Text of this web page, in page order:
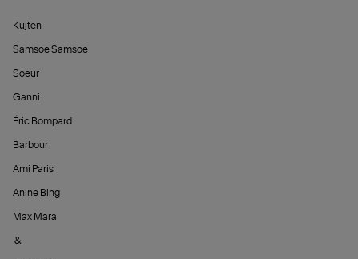
Kujten
Samsoe Samsoe
Soeur
Ganni
Éric Bompard
Barbour
Ami Paris
Anine Bing
Max Mara
&